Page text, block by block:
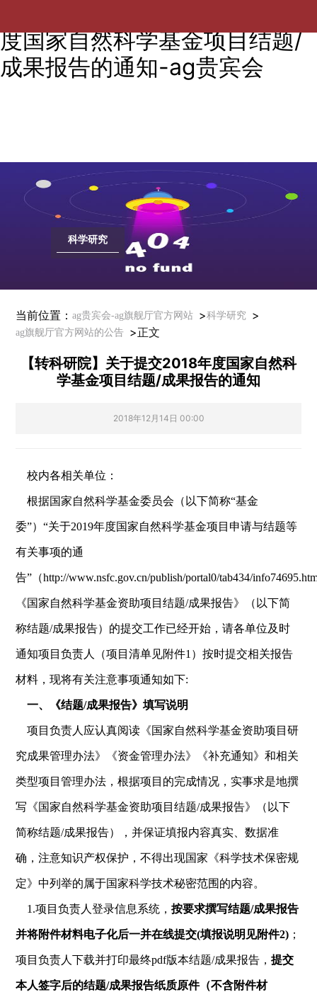
度国家自然科学基金项目结题/
成果报告的通知-ag贵宾会
科学研究
当前位置：ag贵宾会-ag旗舰厅官方网站 >科学研究 >
ag旗舰厅官方网站的公告 >正文
【转科研院】关于提交2018年度国家自然科
学基金项目结题/成果报告的通知
2018年12月14日 00:00
校内各相关单位：
根据国家自然科学基金委员会（以下简称“基金
委”）“关于2019年度国家自然科学基金项目申请与结题等
有关事项的通
告”（http://www.nsfc.gov.cn/publish/portal0/tab434/
《国家自然科学基金资助项目结题/成果报告》（以下简
称结题/成果报告）的提交工作已经开始，请各单位及时
通知项目负责人（项目清单见附件1）按时提交相关报告
材料，现将有关注意事项通知如下:
一、《结题/成果报告》填写说明
项目负责人应认真阅读《国家自然科学基金资助项目研
究成果管理办法》《资金管理办法》《补充通知》和相关
类型项目管理办法，根据项目的完成情况，实事求是地撰
写《国家自然科学基金资助项目结题/成果报告》（以下
简称结题/成果报告），并保证填报内容真实、数据准
确，注意知识产权保护，不得出现国家《科学技术保密规
定》中列举的属于国家科学技术秘密范围的内容。
1.项目负责人登录信息系统，按要求撰写结题/成果报告
并将附件材料电子化后一并在线提交(填报说明见附件2) ；
项目负责人下载并打印最终pdf版本结题/成果报告，提交
本人签字后的结题/成果报告纸质原件（不含附件材